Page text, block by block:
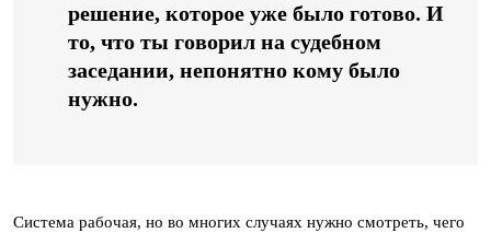
решение, которое уже было готово. И
то, что ты говорил на судебном
заседании, непонятно кому было
нужно.
Система рабочая, но во многих случаях нужно смотреть, чего